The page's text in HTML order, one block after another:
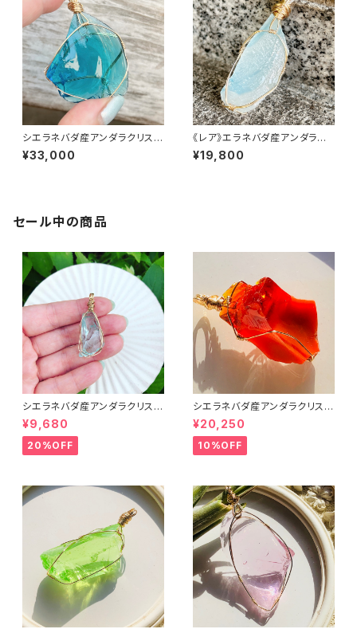
シエラネバダ産アンダラクリスタ
ル★宝石質～Gem Star light
Elestial sapphire～【世界で1
¥33,000
《レア》エラネバダ産アンダラク
リスタル★～Cosmic Ice Eles
tial Sapphire Seafoam～
¥19,800
セール中の商品
シエラネバダ産アンダラクリスタ
ル★宝石質～Gem Cyan Ang
el～【世界で1つだけのアンダラ
ペンダントトップ】
¥9,680
20%OFF
シエラネバダ産アンダラクリスタ
ル★宝石質～Gem Rare Lem
urian Sunrise～【世界で1つだ
けのアンダラペンダントトップ】
¥20,250
10%OFF